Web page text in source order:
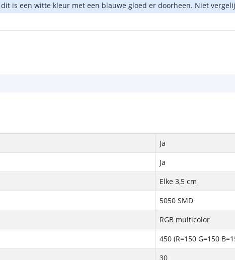
is een witte kleur met een blauwe gloed er doorheen. Niet
Ja
Ja
Elke 3,5 cm
5050 SMD
RGB multicolor
450 (R=150 G=150
30